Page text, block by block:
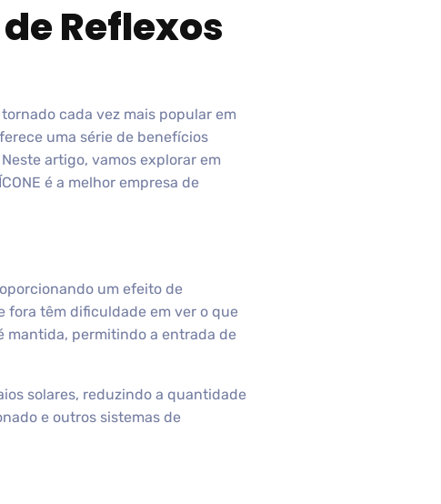
Reflexos
cada vez mais popular em
uma série de benefícios
artigo, vamos explorar em
é a melhor empresa de
um efeito de
fora têm dificuldade em ver o que
mantida, permitindo a entrada de
solares, reduzindo a quantidade
e outros sistemas de